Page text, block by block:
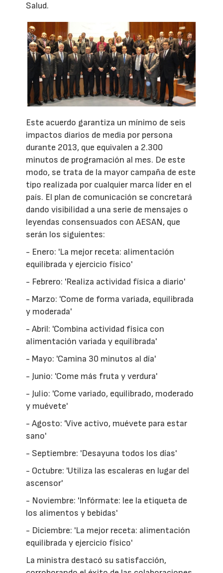
Salud.
Este acuerdo garantiza un mínimo de seis
impactos diarios de media por persona
durante 2013, que equivalen a 2.300
minutos de programación al mes. De este
modo, se trata de la mayor campaña de este
tipo realizada por cualquier marca líder en el
país. El plan de comunicación se concretará
dando visibilidad a una serie de mensajes o
leyendas consensuados con AESAN, que
serán los siguientes:
- Enero: 'La mejor receta: alimentación
equilibrada y ejercicio físico'
- Febrero: 'Realiza actividad física a diario'
- Marzo: 'Come de forma variada, equilibrada
y moderada'
- Abril: 'Combina actividad física con
alimentación variada y equilibrada'
- Mayo: 'Camina 30 minutos al día'
- Junio: 'Come más fruta y verdura'
- Julio: 'Come variado, equilibrado, moderado
y muévete'
- Agosto: 'Vive activo, muévete para estar
sano'
- Septiembre: 'Desayuna todos los días'
- Octubre: 'Utiliza las escaleras en lugar del
ascensor'
- Noviembre: 'Infórmate: lee la etiqueta de
los alimentos y bebidas'
- Diciembre: 'La mejor receta: alimentación
equilibrada y ejercicio físico'
La ministra destacó su satisfacción,